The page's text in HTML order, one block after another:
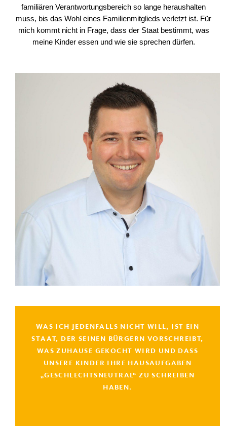
familiären Verantwortungsbereich so lange heraushalten
muss, bis das Wohl eines Familienmitglieds verletzt ist. Für
mich kommt nicht in Frage, dass der Staat bestimmt, was
meine Kinder essen und wie sie sprechen dürfen.
WAS ICH JEDENFALLS NICHT WILL, IST EIN
STAAT, DER SEINEN BÜRGERN VORSCHREIBT,
WAS ZUHAUSE GEKOCHT WIRD UND DASS
UNSERE KINDER IHRE HAUSAUFGABEN
„GESCHLECHTSNEUTRAL“ ZU SCHREIBEN
HABEN.